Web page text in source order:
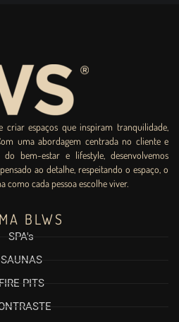
criar espaços que inspiram tranquilidade,
uma abordagem centrada no cliente e
bem-estar e lifestyle, desenvolvemos
ao detalhe, respeitando o espaço, o
como cada pessoa escolhe viver.
BLWS
SPA's
SAUNAS
FIRE PITS